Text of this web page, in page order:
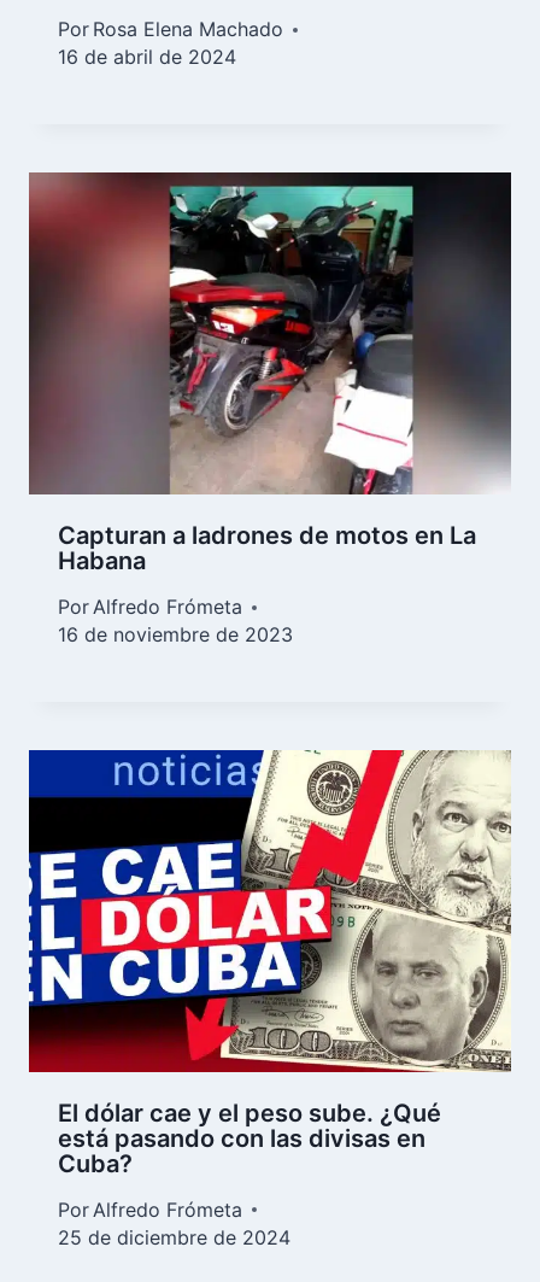
Por Rosa Elena Machado
16 de abril de 2024
Capturan a ladrones de motos en La
Habana
PorAlfredo Frómeta
16 de noviembre de 2023
El dólar cae y el peso sube. ¿Qué
está pasando con las divisas en
Cuba?
Por Alfredo Frómeta
25 de diciembre de 2024